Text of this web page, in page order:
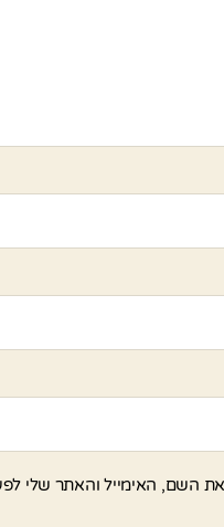
השם, האימייל והאתר שלי